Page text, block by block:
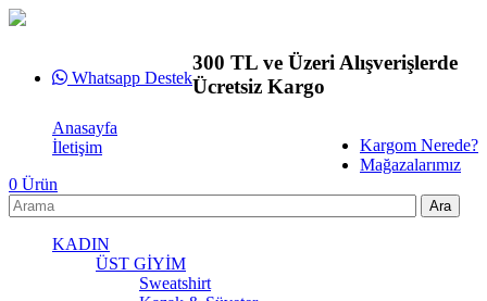
Whatsapp Destek
300 TL ve Üzeri Alışverişlerde
Ücretsiz Kargo
Kargom Nerede?
Mağazalarımız
Anasayfa
İletişim
0 Ürün
KADIN
ÜST GİYİM
Sweatshirt